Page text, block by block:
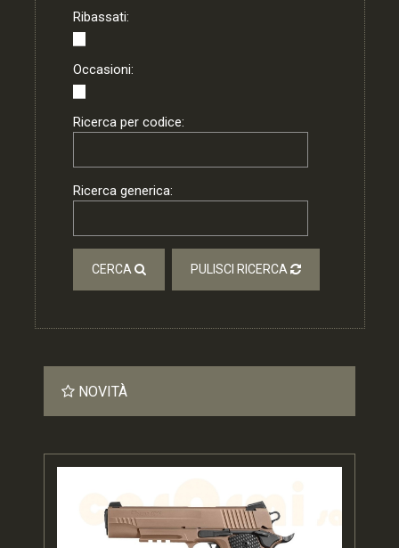
Ribassati:
Occasioni:
Ricerca per codice:
Ricerca generica:
CERCA PULISCI RICERCA
NOVITÀ